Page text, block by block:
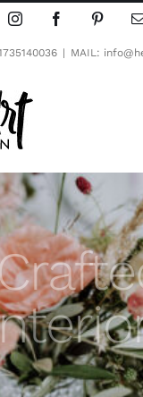
InstagramFacebook
| MAIL: